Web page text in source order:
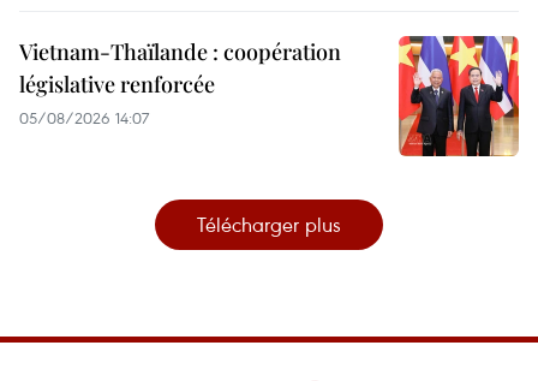
Vietnam-Thaïlande : coopération
législative renforcée
05/08/2026 14:07
Télécharger plus